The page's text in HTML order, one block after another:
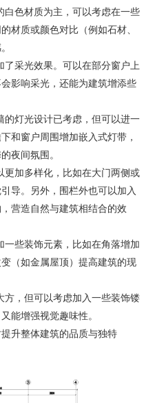
色材质为主，可以考虑在一些
材质或颜色对比（例如石材、
采光效果。可以在部分窗户上
影响采光，还能为建筑增添些
灯光设计已考虑，但可以进一
和窗户周围增加嵌入式灯带，
夜间氛围。
加多样化，比如在大门两侧或
导。另外，围栏外也可以加入
营造自然与建筑相结合的效
些装饰元素，比如在角落增加
（如金属屋顶）提高建筑的现
，但可以考虑加入一些装饰镂
能增强视觉趣味性。
升整体建筑的品质与独特